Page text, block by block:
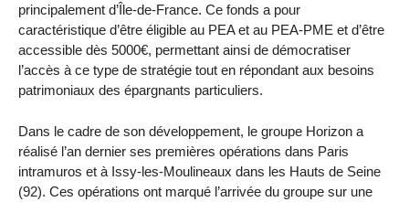
principalement d’Île-de-France. Ce fonds a pour
caractéristique d’être éligible au PEA et au PEA-PME et d’être
accessible dès 5000€, permettant ainsi de démocratiser
l’accès à ce type de stratégie tout en répondant aux besoins
patrimoniaux des épargnants particuliers.
Dans le cadre de son développement, le groupe Horizon a
réalisé l’an dernier ses premières opérations dans Paris
intramuros et à Issy-les-Moulineaux dans les Hauts de Seine
(92). Ces opérations ont marqué l’arrivée du groupe sur une